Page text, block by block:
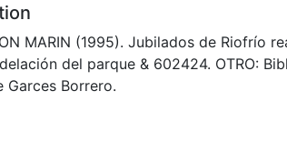
MARIN (1995). Jubilados de Riofrío
del parque & 602424. OTRO:
Garces Borrero.